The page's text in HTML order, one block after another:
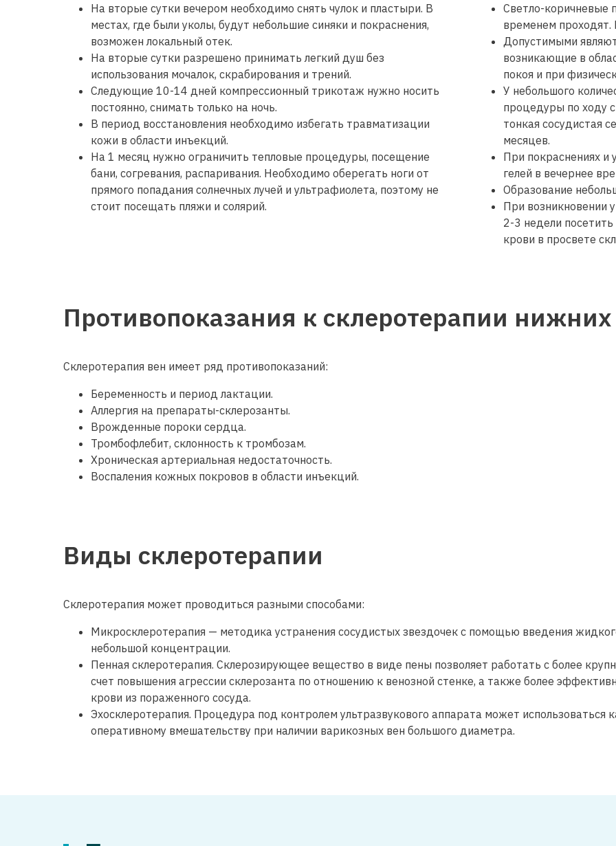
На вторые сутки вечером необходимо снять чулок и пластыри. В
местах, где были уколы, будут небольшие синяки и покраснения,
возможен локальный отек.
На вторые сутки разрешено принимать легкий душ без
использования мочалок, скрабирования и трений.
Следующие 10-14 дней компрессионный трикотаж нужно носить
постоянно, снимать только на ночь.
В период восстановления необходимо избегать травматизации
кожи в области инъекций.
На 1 месяц нужно ограничить тепловые процедуры, посещение
бани, согревания, распаривания. Необходимо оберегать ноги от
прямого попадания солнечных лучей и ультрафиолета, поэтому не
стоит посещать пляжи и солярий.
Светло-коричневые
временем проходят.
Допустимыми
возникающие в
покоя и при
У небольшого
процедуры по ходу
тонкая сосудистая
месяцев.
При покраснениях и
гелей в вечернее
Образование
При возникновении
2-3 недели
крови в просвете
Противопоказания к склеротерапии
Склеротерапия вен имеет ряд противопоказаний:
Беременность и период лактации.
Аллергия на препараты-склерозанты.
Врожденные пороки сердца.
Тромбофлебит, склонность к тромбозам.
Хроническая артериальная недостаточность.
Воспаления кожных покровов в области инъекций.
Виды склеротерапии
Склеротерапия может проводиться разными способами:
Микросклеротерапия — методика устранения сосудистых звездочек с помощью введения
небольшой концентрации.
Пенная склеротерапия. Склерозирующее вещество в виде пены позволяет работать с более
счет повышения агрессии склерозанта по отношению к венозной стенке, а также более
крови из пораженного сосуда.
Эхосклеротерапия. Процедура под контролем ультразвукового аппарата может использоваться
оперативному вмешательству при наличии варикозных вен большого диаметра.
Я подтверждаю, что ознакомлен(а) и соглашаюсь сполитикой в
отношении обработки персональных данных ООО «ВЕН-АРТ», а также
согласие на обработку и использование моих персональных
данных
и соглашаюсь
Записаться